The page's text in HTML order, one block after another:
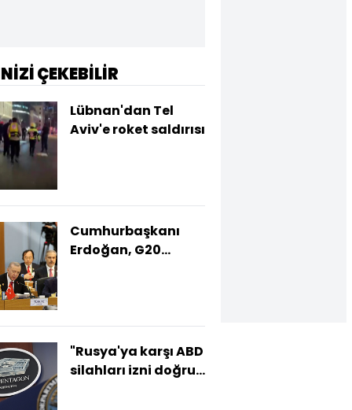
ÇEKEBİLİR
Lübnan'dan Tel
Aviv'e roket saldırısı
Cumhurbaşkanı
Erdoğan, G20
"Rusya'ya karşı ABD
silahları izni doğru